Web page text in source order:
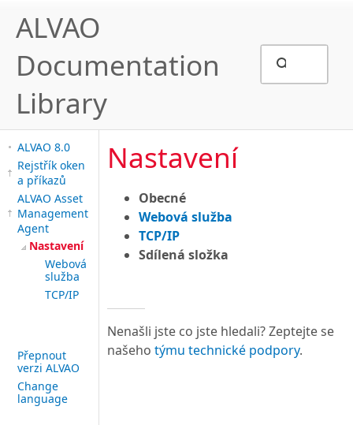
ALVAO
Documentation
Library
ALVAO 8.0
Rejstřík oken
a příkazů
ALVAO Asset
Management
Agent
Nastavení
Webová
služba
TCP/IP
Přepnout
verzi ALVAO
Change
language
Nastavení
Obecné
Webová služba
TCP/IP
Sdílená složka
Nenašli jste co jste hledali? Zeptejte se
našeho týmu technické podpory.